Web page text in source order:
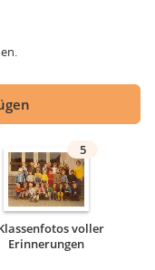
5
voller
Erinnerungen